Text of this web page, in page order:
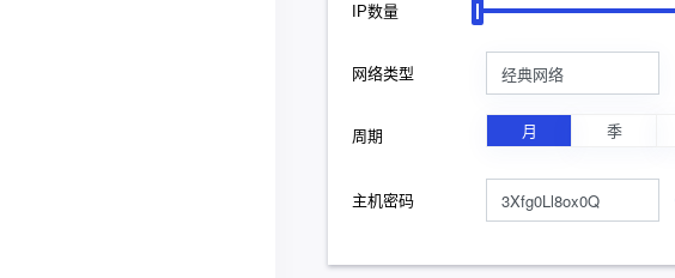
IP数量
网络类型 经典网络
周期 月 季
主机密码